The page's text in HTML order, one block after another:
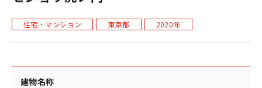
住宅・マンション 東京都 2020年
建物名称